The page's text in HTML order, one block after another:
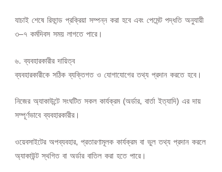
যাচাই শেষে রিফান্ড প্রক্রিয়া সম্পন্ন করা হবে এবং পেমেন্ট পদ্ধতি অনুযায়ী
৩–৭ কর্মদিবস সময় লাগতে পারে।
৬️. ব্যবহারকারীর দায়িত্ব
ব্যবহারকারীকে সঠিক ব্যক্তিগত ও যোগাযোগের তথ্য প্রদান করতে হবে।
নিজের অ্যাকাউন্টে সংঘটিত সকল কার্যক্রম (অর্ডার, বার্তা ইত্যাদি) এর দায়
সম্পূর্ণভাবে ব্যবহারকারীর।
ওয়েবসাইটের অপব্যবহার, প্রতারণামূলক কার্যক্রম বা ভুল তথ্য প্রদান করলে
অ্যাকাউন্ট স্থগিত বা অর্ডার বাতিল করা হতে পারে।